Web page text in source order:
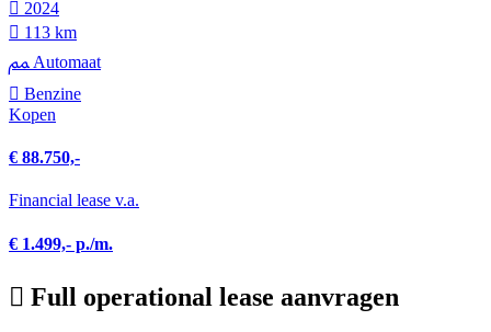
2024
113 km
Automaat
Benzine
Kopen
€ 88.750,-
Financial lease v.a.
€ 1.499,- p./m.
Full operational lease aanvragen